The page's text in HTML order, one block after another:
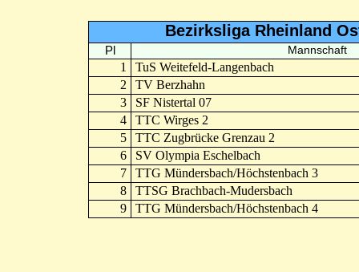
Bezirksliga Rheinland
Pl Mannschaft
1
TuS Weitefeld-Langenbach
2
TV Berzhahn
3
SF Nistertal 07
4
TTC Wirges 2
5
TTC Zugbrücke Grenzau 2
6
SV Olympia Eschelbach
7
TTG Mündersbach/Höchstenbach 3
8
TTSG Brachbach-Mudersbach
9
TTG Mündersbach/Höchstenbach 4